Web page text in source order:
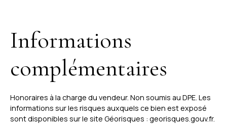
Informations
complémentaires
Honoraires à la charge du vendeur. Non soumis au DPE. Les
informations sur les risques auxquels ce bien est exposé
sont disponibles sur le site Géorisques : georisques.gouv.fr.